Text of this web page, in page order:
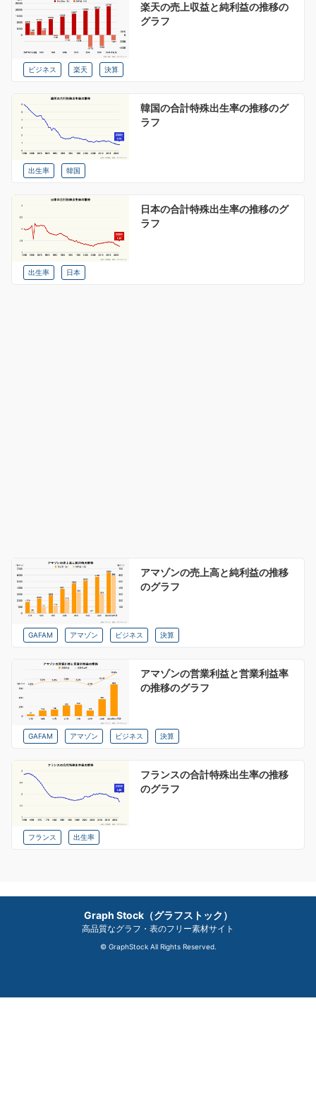
楽天の売上収益と純利益の推移の
グラフ
ビジネス 楽天 決算
韓国の合計特殊出生率の推移のグ
ラフ
出生率 韓国
日本の合計特殊出生率の推移のグ
ラフ
出生率 日本
アマゾンの売上高と純利益の推移
のグラフ
GAFAM アマゾン ビジネス 決算
アマゾンの営業利益と営業利益率
の推移のグラフ
GAFAM アマゾン ビジネス 決算
フランスの合計特殊出生率の推移
のグラフ
フランス 出生率
Graph Stock（グラフストック）
高品質なグラフ・表のフリー素材サイト
© GraphStock All Rights Reserved.